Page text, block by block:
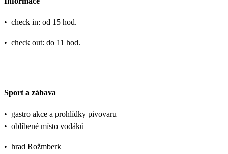
• check in: od 15 hod.
• check out: do 11 hod.
Sport a zábava
• gastro akce a prohlídky pivovaru
• oblíbené místo vodáků
• hrad Rožmberk